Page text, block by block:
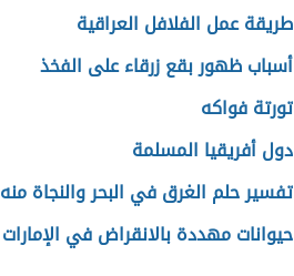
طريقة عمل الفلافل العراقية
أسباب ظهور بقع زرقاء على الفخذ
تورتة فواكه
دول أفريقيا المسلمة
تفسير حلم الغرق في البحر والنجاة منه
حيوانات مهددة بالانقراض في الإمارات